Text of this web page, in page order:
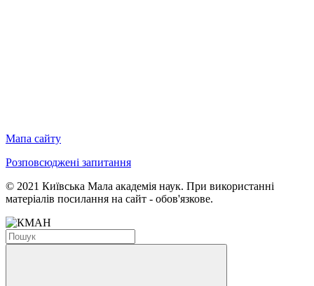
Мапа сайту
Розповсюджені запитання
© 2021 Київська Мала академія наук. При використанні
матеріалів посилання на сайт - обов'язкове.